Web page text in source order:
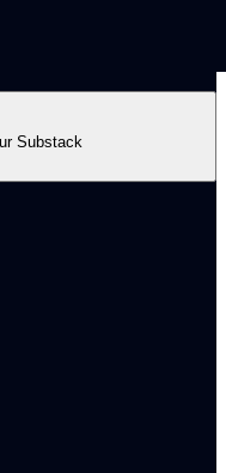
Substack